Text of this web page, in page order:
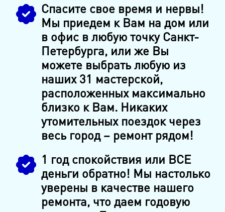
Спасите свое время и нервы!
Мы приедем к Вам на дом или
в офис в любую точку Санкт-
Петербурга, или же Вы
можете выбрать любую из
наших 31 мастерской,
расположенных максимально
близко к Вам. Никаких
утомительных поездок через
весь город – ремонт рядом!
1 год спокойствия или ВСЕ
деньги обратно! Мы настолько
уверены в качестве нашего
ремонта, что даем годовую